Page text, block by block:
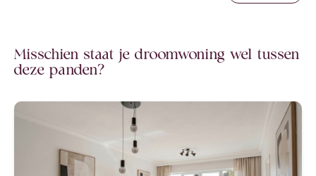
Misschien staat je droomwoning wel tussen
deze panden?